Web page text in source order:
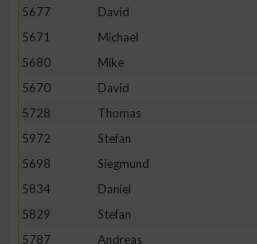
5677
David
5671
Michael
5680
Mike
5670
David
5728
Thomas
5972
Stefan
5698
Siegmund
5834
Daniel
5829
Stefan
5787
Andreas